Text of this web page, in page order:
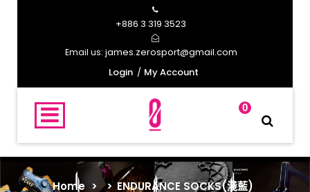
+886 3 319 3523
Email us: james.zerosport@gmail.com
Login
My Account
0
Home > >ENDURANCE SOCKS(淺藍)